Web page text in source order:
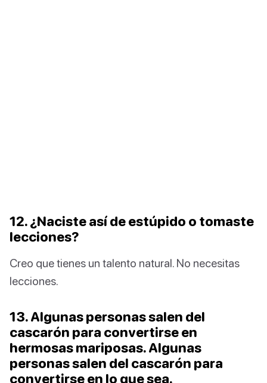
12. ¿Naciste así de estúpido o tomaste
lecciones?
Creo que tienes un talento natural. No necesitas
lecciones.
13. Algunas personas salen del
cascarón para convertirse en
hermosas mariposas. Algunas
personas salen del cascarón para
convertirse en lo que sea.